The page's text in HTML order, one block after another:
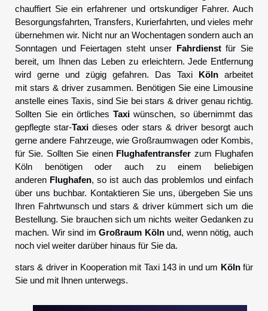
chauffiert Sie ein erfahrener und ortskundiger Fahrer. Auch
Besorgungsfahrten, Transfers, Kurierfahrten, und vieles mehr
übernehmen wir. Nicht nur an Wochentagen sondern auch an
Sonntagen und Feiertagen steht unser Fahrdienstfür Sie
bereit, um Ihnen das Leben zu erleichtern. Jede Entfernung
wird gerne und zügig gefahren. Das Taxi Köln arbeitet
mit stars & driver zusammen. Benötigen Sie eine Limousine
anstelle eines Taxis, sind Sie bei stars & driver genau richtig.
Sollten Sie ein örtliches Taxi wünschen, so übernimmt das
gepflegte star-Taxi dieses oder stars & driver besorgt auch
gerne andere Fahrzeuge, wie Großraumwagen oder Kombis,
für Sie. Sollten Sie einen Flughafentransfer zum Flughafen
Köln benötigen oder auch zu einem beliebigen
anderen Flughafen, so ist auch das problemlos und einfach
über uns buchbar. Kontaktieren Sie uns, übergeben Sie uns
Ihren Fahrtwunsch und stars & driver kümmert sich um die
Bestellung. Sie brauchen sich um nichts weiter Gedanken zu
machen. Wir sind imGroßraum Kölnund, wenn nötig, auch
noch viel weiter darüber hinaus für Sie da.
stars & driver in Kooperation mit Taxi 143 in und um Kölnfür
Sie und mit Ihnen unterwegs.